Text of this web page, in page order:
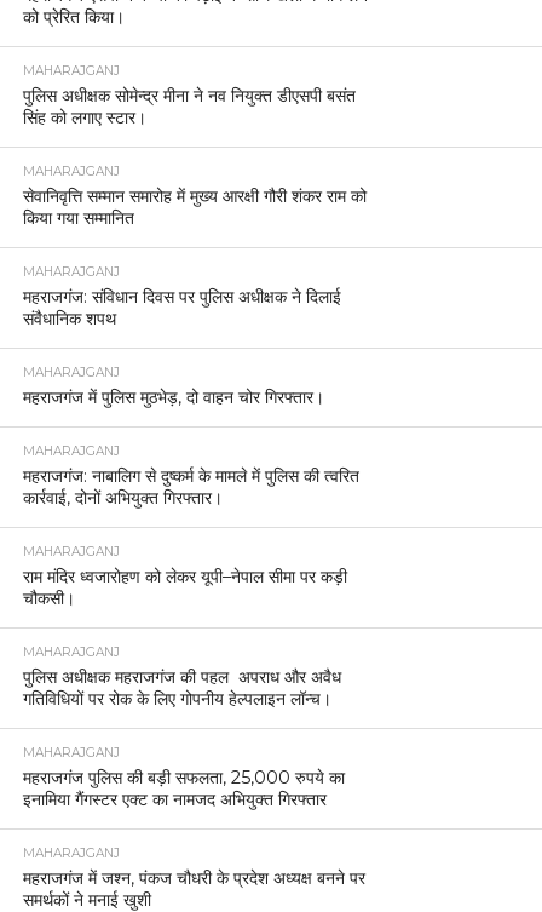
को प्रेरित किया।
MAHARAJGANJ
पुलिस अधीक्षक सोमेन्द्र मीना ने नव नियुक्त डीएसपी बसंत
सिंह को लगाए स्टार।
MAHARAJGANJ
सेवानिवृत्ति सम्मान समारोह में मुख्य आरक्षी गौरी शंकर राम को
किया गया सम्मानित
MAHARAJGANJ
महराजगंज: संविधान दिवस पर पुलिस अधीक्षक ने दिलाई
संवैधानिक शपथ
MAHARAJGANJ
महराजगंज में पुलिस मुठभेड़, दो वाहन चोर गिरफ्तार।
MAHARAJGANJ
महराजगंज: नाबालिग से दुष्कर्म के मामले में पुलिस की त्वरित
कार्रवाई, दोनों अभियुक्त गिरफ्तार।
MAHARAJGANJ
राम मंदिर ध्वजारोहण को लेकर यूपी–नेपाल सीमा पर कड़ी
चौकसी।
MAHARAJGANJ
पुलिस अधीक्षक महराजगंज की पहल अपराध और अवैध
गतिविधियों पर रोक के लिए गोपनीय हेल्पलाइन लॉन्च।
MAHARAJGANJ
महराजगंज पुलिस की बड़ी सफलता, 25,000 रुपये का
इनामिया गैंगस्टर एक्ट का नामजद अभियुक्त गिरफ्तार
MAHARAJGANJ
महराजगंज में जश्न, पंकज चौधरी के प्रदेश अध्यक्ष बनने पर
समर्थकों ने मनाई खुशी